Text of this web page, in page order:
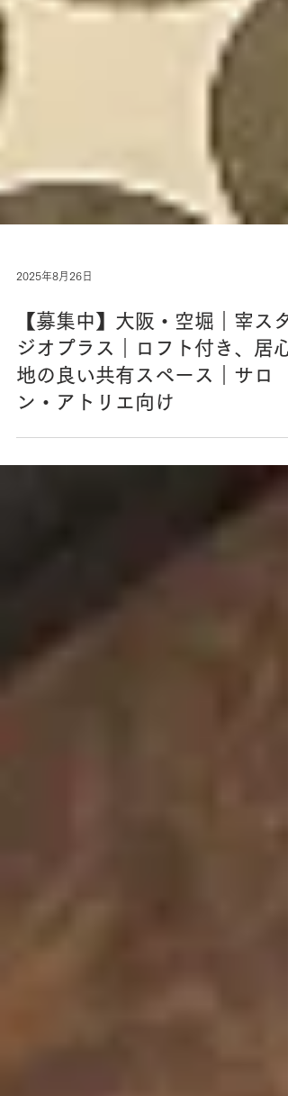
2025年8月26日
【募集中】大阪・空堀｜宰スタ
ジオプラス｜ロフト付き、居心
地の良い共有スペース｜サロ